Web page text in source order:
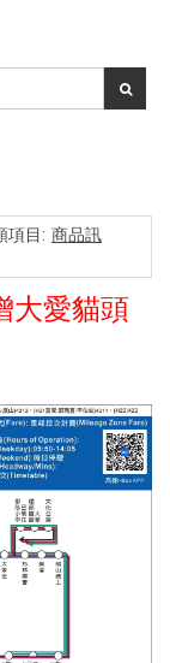
項目: 商品訊
大愛貓頭